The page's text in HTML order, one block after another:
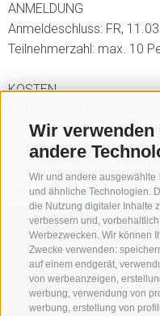
Wir verwenden
andere
Wir und andere ausgewählte
und ähnliche Technologien.
die Nutzung digitaler Inhalte
verbessern und,
Werbezwecken. Wir können
Zwecke verwenden:
auf einem endgerät,
von werbeanzeigen,
werbung, verwendung von
werbung, erstellung von
ANMELDUNG
Anmeldeschluss: FR,
Teilnehmerzahl: max. 10
KOSTEN
DOWNLOAD
« Zurück zu allen
+39